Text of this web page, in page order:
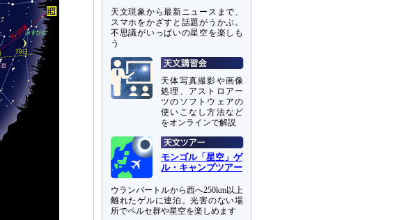
天文現象から最新ニュースまで、
スマホをかざすと話題がうかぶ。
不思議がいっぱいの星空を楽しも
う
天体写真撮影や画像
処理、アストロアー
ツのソフトウェアの
使いこなし方法など
をオンラインで解説
モンゴル「星空」ゲ
ル・キャンプツアー
ウランバートルから西へ250km以上
離れたゲルに連泊。光害のない場
所でペルセ群や星空を楽しめます